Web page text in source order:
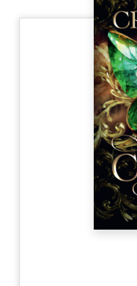
Szótár, nyelvkönyv
Tankönyv, segédkönyv
Társadalomtudomány
Természettudomány